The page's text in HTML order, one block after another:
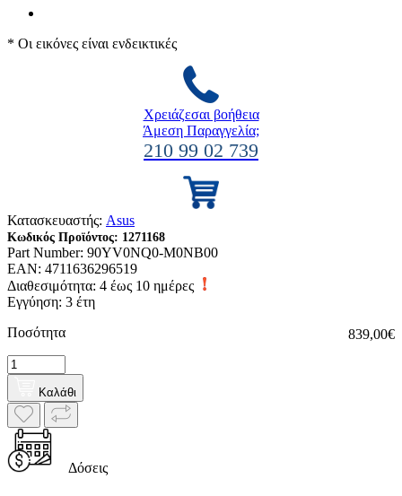
* Οι εικόνες είναι ενδεικτικές
Χρειάζεσαι βοήθεια
Άμεση Παραγγελία;
210 99 02 739
Κατασκευαστής: Asus
Κωδικός Προϊόντος: 1271168
Part Number: 90YV0NQ0-M0NB00
EAN: 4711636296519
Διαθεσιμότητα: 4 έως 10 ημέρες
Εγγύηση: 3 έτη
839,00€
Ποσότητα
Καλάθι
Δόσεις